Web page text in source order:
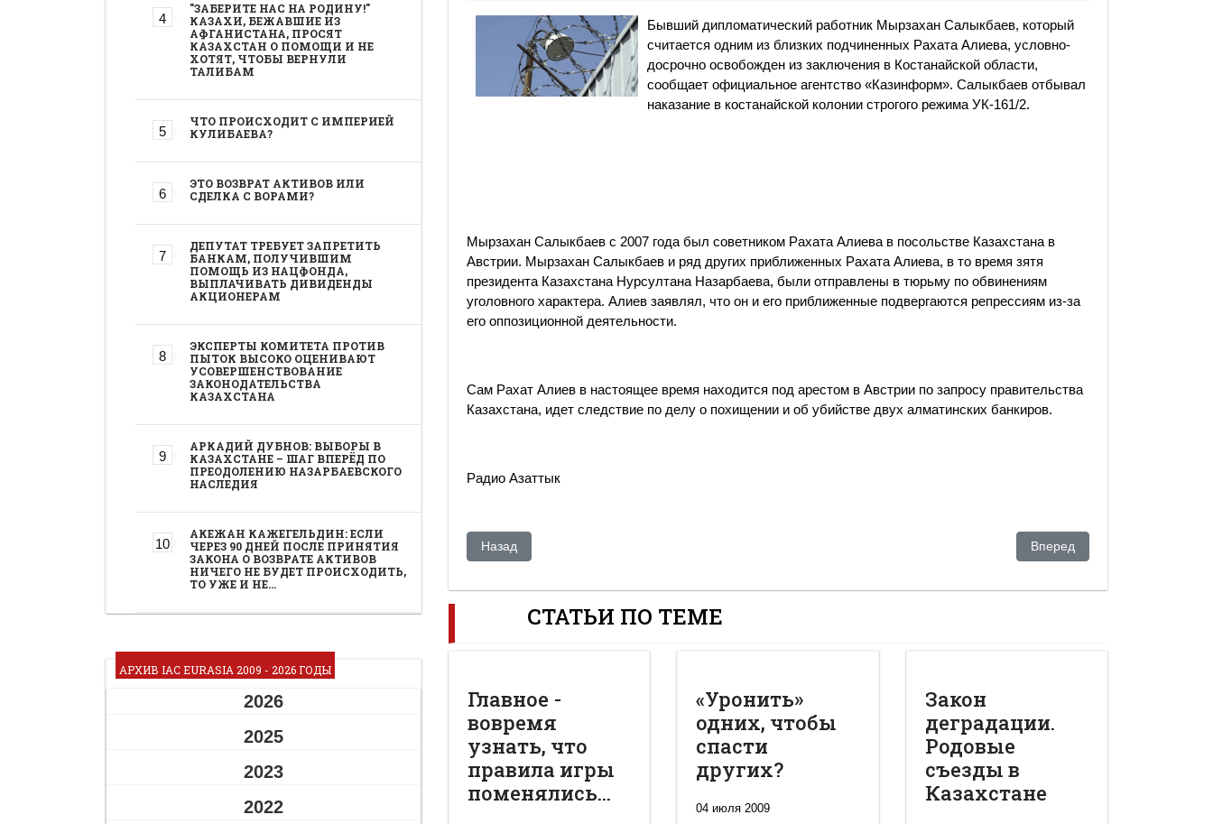
"ЗАБЕРИТЕ НАС НА РОДИНУ!"
КАЗАХИ, БЕЖАВШИЕ ИЗ
АФГАНИСТАНА, ПРОСЯТ
КАЗАХСТАН О ПОМОЩИ И НЕ
ХОТЯТ, ЧТОБЫ ВЕРНУЛИ
ТАЛИБАМ
ЧТО ПРОИСХОДИТ С ИМПЕРИЕЙ
КУЛИБАЕВА?
ЭТО ВОЗВРАТ АКТИВОВ ИЛИ
СДЕЛКА С ВОРАМИ?
ДЕПУТАТ ТРЕБУЕТ ЗАПРЕТИТЬ
БАНКАМ, ПОЛУЧИВШИМ
ПОМОЩЬ ИЗ НАЦФОНДА,
ВЫПЛАЧИВАТЬ ДИВИДЕНДЫ
АКЦИОНЕРАМ
ЭКСПЕРТЫ КОМИТЕТА ПРОТИВ
ПЫТОК ВЫСОКО ОЦЕНИВАЮТ
УСОВЕРШЕНСТВОВАНИЕ
ЗАКОНОДАТЕЛЬСТВА
КАЗАХСТАНА
АРКАДИЙ ДУБНОВ: ВЫБОРЫ В
КАЗАХСТАНЕ – ШАГ ВПЕРЁД ПО
ПРЕОДОЛЕНИЮ НАЗАРБАЕВСКОГО
НАСЛЕДИЯ
АКЕЖАН КАЖЕГЕЛЬДИН: ЕСЛИ
ЧЕРЕЗ 90 ДНЕЙ ПОСЛЕ ПРИНЯТИЯ
ЗАКОНА О ВОЗВРАТЕ АКТИВОВ
НИЧЕГО НЕ БУДЕТ ПРОИСХОДИТЬ,
ТО УЖЕ И НЕ…
АРХИВ IAC EURASIA 2009 - 2026 ГОДЫ
2026
2025
2023
2022
Бывший дипломатический работник Мырзахан Салыкбаев, который
считается одним из близких подчиненных Рахата Алиева, условно-
досрочно освобожден из заключения в Костанайской области,
сообщает официальное агентство «Казинформ». Салыкбаев отбывал
наказание в костанайской колонии строгого режима УК-161/2.
Мырзахан Салыкбаев с 2007 года был советником Рахата Алиева в посольстве Казахстана в
Австрии. Мырзахан Салыкбаев и ряд других приближенных Рахата Алиева, в то время зятя
президента Казахстана Нурсултана Назарбаева, были отправлены в тюрьму по обвинениям
уголовного характера. Алиев заявлял, что он и его приближенные подвергаются репрессиям из-за
его оппозиционной деятельности.
Сам Рахат Алиев в настоящее время находится под арестом в Австрии по запросу правительства
Казахстана, идет следствие по делу о похищении и об убийстве двух алматинских банкиров.
Радио Азаттык
Предыдущий: «Письмо» напустило ещё больше туману вокруг Гульнары Каримовой
Назад Следующий: Жириновцы
Вперед
СТАТЬИ ПО ТЕМЕ
Главное -
вовремя
узнать, что
правила игры
поменялись...
«Уронить»
одних, чтобы
спасти
других?
04 июля 2009
Закон
деградации.
Родовые
съезды в
Казахстане